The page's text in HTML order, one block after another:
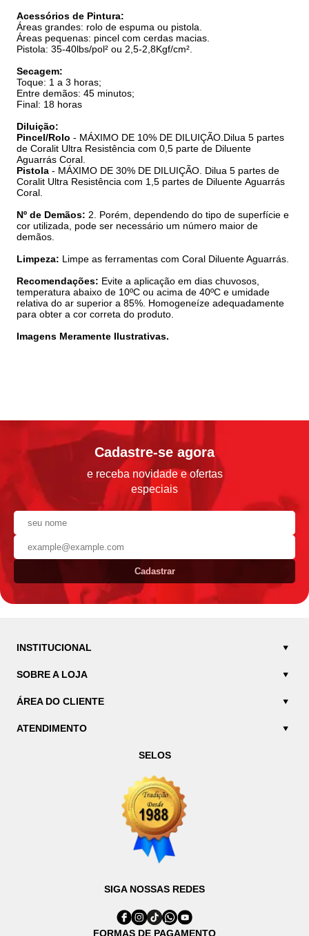
Acessórios de Pintura:
Áreas grandes: rolo de espuma ou pistola.
Áreas pequenas: pincel com cerdas macias.
Pistola: 35-40lbs/pol² ou 2,5-2,8Kgf/cm².
Secagem:
Toque: 1 a 3 horas;
Entre demãos: 45 minutos;
Final: 18 horas
Diluição:
Pincel/Rolo - MÁXIMO DE 10% DE DILUIÇÃO.Dilua 5 partes
de Coralit Ultra Resistência com 0,5 parte de Diluente
Aguarrás Coral.
Pistola- MÁXIMO DE 30% DE DILUIÇÃO. Dilua 5 partes de
Coralit Ultra Resistência com 1,5 partes de Diluente Aguarrás
Coral.
Nº de Demãos: 2. Porém, dependendo do tipo de superfície e
cor utilizada, pode ser necessário um número maior de
demãos.
Limpeza: Limpe as ferramentas com Coral Diluente Aguarrás.
Recomendações: Evite a aplicação em dias chuvosos,
temperatura abaixo de 10ºC ou acima de 40ºC e umidade
relativa do ar superior a 85%. Homogeneíze adequadamente
para obter a cor correta do produto.
Imagens Meramente Ilustrativas.
Cadastre-se agora
e receba novidade e ofertas
especiais
Cadastrar
INSTITUCIONAL
SOBRE A LOJA
ÁREA DO CLIENTE
ATENDIMENTO
SELOS
SIGA NOSSAS REDES
FORMAS DE PAGAMENTO